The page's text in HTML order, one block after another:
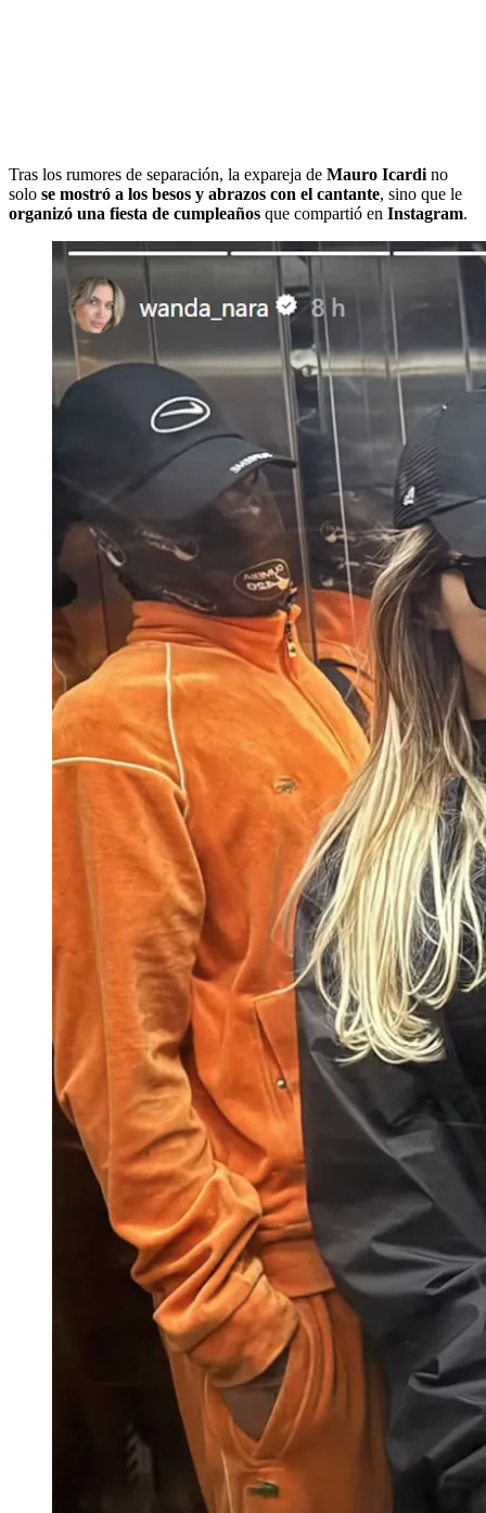
Tras los rumores de separación, la expareja de Mauro Icardi no
solo se mostró a los besos y abrazos con el cantante, sino que le
organizó una fiesta de cumpleaños que compartió en Instagram.